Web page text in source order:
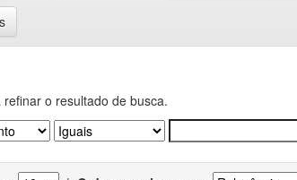
o resultado de busca.